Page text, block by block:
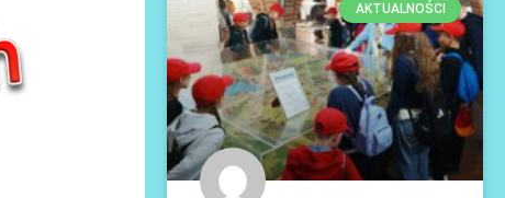
AKTUALNOŚCI